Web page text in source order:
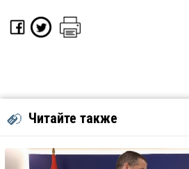
Читайте также